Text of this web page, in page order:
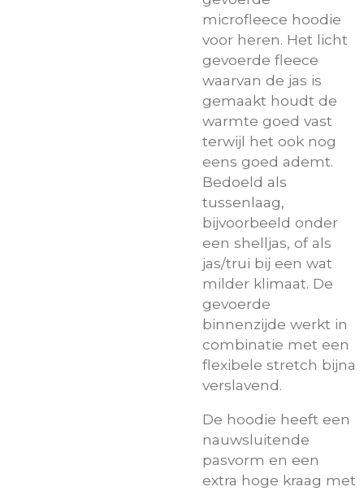
microfleece hoodie
voor heren. Het licht
gevoerde fleece
waarvan de jas is
gemaakt houdt de
warmte goed vast
terwijl het ook nog
eens goed ademt.
Bedoeld als
tussenlaag,
bijvoorbeeld onder
een shelljas, of als
jas/trui bij een wat
milder klimaat. De
gevoerde
binnenzijde werkt in
combinatie met een
flexibele stretch bijna
verslavend.
De hoodie heeft een
nauwsluitende
pasvorm en een
extra hoge kraag met